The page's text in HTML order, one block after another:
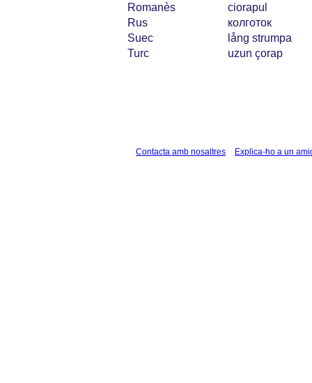
Romanès
ciorapul
Rus
колготок
Suec
lång strumpa
Turc
uzun çorap
Contacta amb nosaltres Explica-ho a un